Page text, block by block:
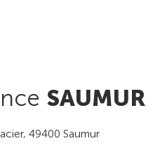
SAUMUR
49400 Saumur